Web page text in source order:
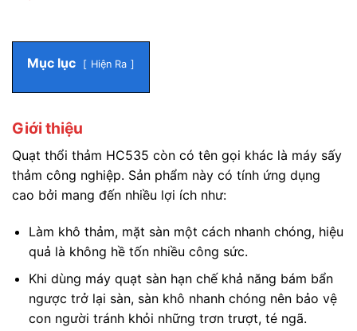
Mục lục Hiện Ra
Giới thiệu
Quạt thổi thảm HC535 còn có tên gọi khác là máy sấy
thảm công nghiệp. Sản phẩm này có tính ứng dụng
cao bởi mang đến nhiều lợi ích như:
Làm khô thảm, mặt sàn một cách nhanh chóng, hiệu
quả là không hề tốn nhiều công sức.
Khi dùng máy quạt sàn hạn chế khả năng bám bẩn
ngược trở lại sàn, sàn khô nhanh chóng nên bảo vệ
con người tránh khỏi những trơn trượt, té ngã.